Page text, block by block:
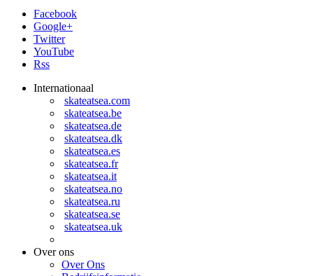
Facebook
Google+
Twitter
YouTube
Rss
Internationaal
skateatsea.com
skateatsea.be
skateatsea.de
skateatsea.dk
skateatsea.es
skateatsea.fr
skateatsea.it
skateatsea.no
skateatsea.ru
skateatsea.se
skateatsea.uk
Over ons
Over Ons